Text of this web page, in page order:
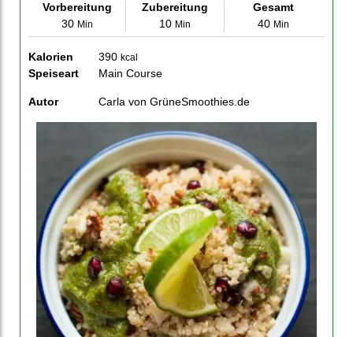
Vorbereitung
30 Min
Zubereitung
10 Min
Gesamt
40 Min
Kalorien 390 kcal
Speiseart Main Course
Autor Carla von GrüneSmoothies.de